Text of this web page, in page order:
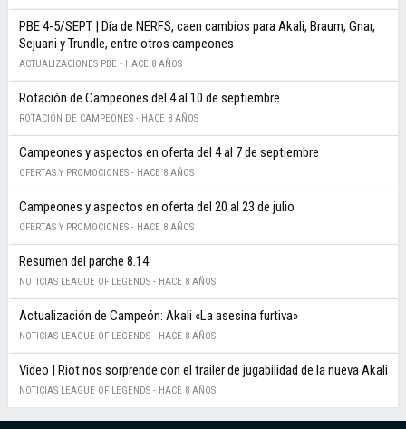
PBE 4-5/SEPT | Día de NERFS, caen cambios para Akali, Braum, Gnar,
Sejuani y Trundle, entre otros campeones
ACTUALIZACIONES PBE - HACE 8 AÑOS
Rotación de Campeones del 4 al 10 de septiembre
ROTACIÓN DE CAMPEONES - HACE 8 AÑOS
Campeones y aspectos en oferta del 4 al 7 de septiembre
OFERTAS Y PROMOCIONES - HACE 8 AÑOS
Campeones y aspectos en oferta del 20 al 23 de julio
OFERTAS Y PROMOCIONES - HACE 8 AÑOS
Resumen del parche 8.14
NOTICIAS LEAGUE OF LEGENDS - HACE 8 AÑOS
Actualización de Campeón: Akali «La asesina furtiva»
NOTICIAS LEAGUE OF LEGENDS - HACE 8 AÑOS
Video | Riot nos sorprende con el trailer de jugabilidad de la nueva Akali
NOTICIAS LEAGUE OF LEGENDS - HACE 8 AÑOS